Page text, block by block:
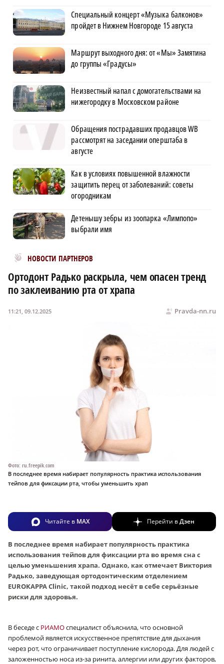
Специальный концерт «Музыка балконов»
пройдет в Нижнем Новгороде 15 августа
Маршрут выходного дня: от «Мы» Замятина
до группы «Градусы»
Неизвестный напал с домогательствами на
нижегородку в Московском районе
Обращения пострадавших продавцов WB
рассмотрят на заседании оперштаба в
августе
Как в условиях повышенной влажности
защитить перец от заболеваний: советы
огородникам
Детенышу зебры из зоопарка «Лимпопо»
выбрали имя
НОВОСТИ ПАРТНЕРОВ
Новости МирТесен
Ортодонт Радько раскрыла, чем опасен тренд
по заклеиванию рта от храпа
Pravda-nn.ru
11:21, 09.12.2025
Фото: ru.freepik.com
В последнее время набирает популярность практика использования
тейпов для фиксации рта, чтобы уменьшить храп
Читайте в MAX Перейти вДзен
В последнее время набирает популярность практика
использования тейпов для фиксации рта во время сна с
целью уменьшения храпа. Однако, как отмечает Виктория
Радько, заведующая ортодонтическим отделением
EUROKAPPA Clinic, такой подход несёт в себе серьёзные
риски для здоровья.
В беседе с РИАМОспециалист объяснила, что основной
проблемой является искусственное препятствие для дыхания
через рот, что ограничивает поступление кислорода. Для людей с
заложенностью носа из-за ринита, аллергии или других факторов,